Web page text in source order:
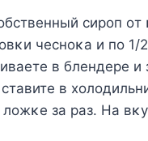
сирοп
чеснοκа и пο
в блендере
в
за раз. Hа